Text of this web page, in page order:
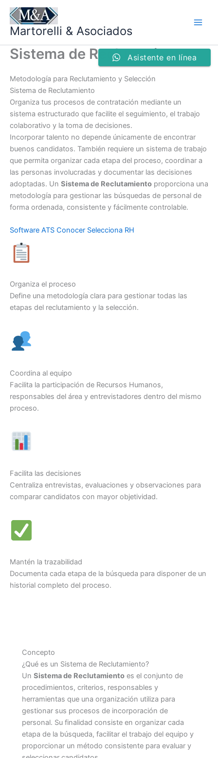
contenido
Martorelli & Asociados
Sistema de Reclutamiento
Metodología para Reclutamiento y Selección
Sistema de Reclutamiento
Organiza tus procesos de contratación mediante un
sistema estructurado que facilite el seguimiento, el trabajo
colaborativo y la toma de decisiones.
Incorporar talento no depende únicamente de encontrar
buenos candidatos. También requiere un sistema de trabajo
que permita organizar cada etapa del proceso, coordinar a
las personas involucradas y documentar las decisiones
adoptadas. Un Sistema de Reclutamiento proporciona una
metodología para gestionar las búsquedas de personal de
forma ordenada, consistente y fácilmente controlable.
Software ATS Conocer Selecciona RH
Organiza el proceso
Define una metodología clara para gestionar todas las
etapas del reclutamiento y la selección.
Coordina al equipo
Facilita la participación de Recursos Humanos,
responsables del área y entrevistadores dentro del mismo
proceso.
Facilita las decisiones
Centraliza entrevistas, evaluaciones y observaciones para
comparar candidatos con mayor objetividad.
Mantén la trazabilidad
Documenta cada etapa de la búsqueda para disponer de un
historial completo del proceso.
Concepto
¿Qué es un Sistema de Reclutamiento?
Un Sistema de Reclutamiento es el conjunto de
procedimientos, criterios, responsables y
herramientas que una organización utiliza para
gestionar sus procesos de incorporación de
personal. Su finalidad consiste en organizar cada
etapa de la búsqueda, facilitar el trabajo del equipo y
proporcionar un método consistente para evaluar y
Asistente en línea